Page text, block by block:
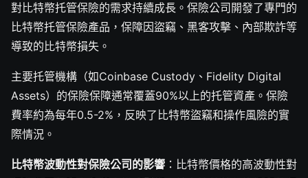
對比特幣托管保險的需求持續成長。保險公司開發了專門的
比特幣托管保險產品，保障因盜竊、黑客攻擊、內部欺詐等
導致的比特幣損失。
主要托管機構（如Coinbase Custody、Fidelity Digital
Assets）的保險保障通常覆蓋90%以上的托管資產。保險
費率約為每年0.5-2%，反映了比特幣盜竊和操作風險的實
際情況。
比特幣波動性對保險公司的影響 ：比特幣價格的高波動性對